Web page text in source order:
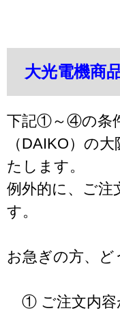
大光電機商
下記①～④の条
（DAIKO）の
たします。
例外的に、ご注
す。
お急ぎの方、ど
① ご注文内容